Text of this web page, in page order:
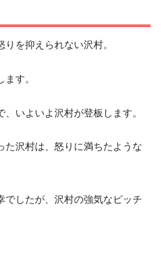
を抑えられない沢村。
す。
いよいよ沢村が登板します。
た沢村は、怒りに満ちたような
でしたが、沢村の強気なピッチ